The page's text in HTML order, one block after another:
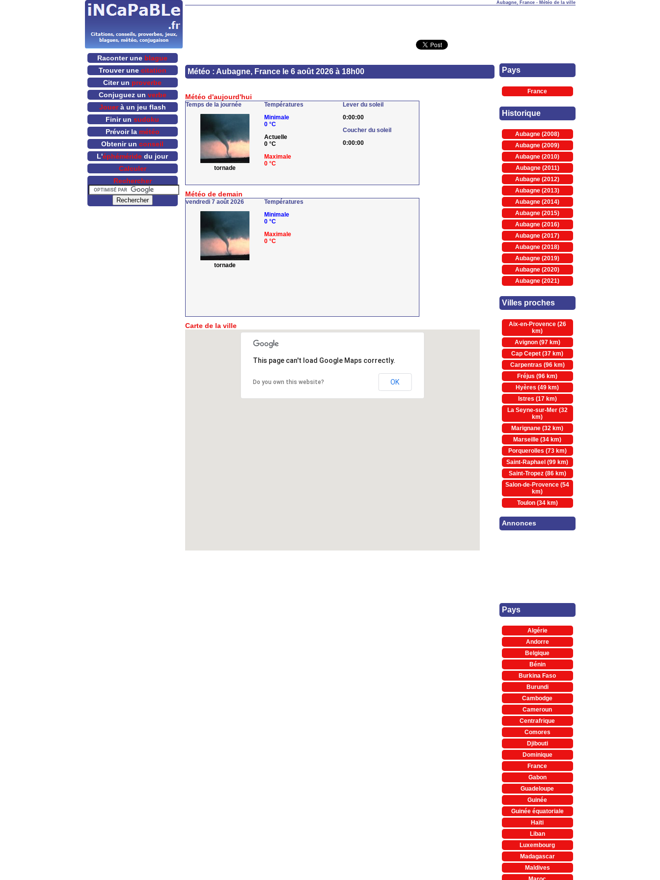
Aubagne, France - Météo de la ville
Météo : Aubagne, France le 6 août 2026 à 18h00
Météo d'aujourd'hui
Temps de la journée
tornade
Températures
Minimale
0 °C
Actuelle
0 °C
Maximale
0 °C
Lever du soleil
0:00:00
Coucher du soleil
0:00:00
Météo de demain
vendredi 7 août 2026
tornade
Températures
Minimale
0 °C
Maximale
0 °C
Carte de la ville
This page can't load Google Maps correctly.
Do you own this website? OK
Pays
France
Historique
Aubagne (2008)
Aubagne (2009)
Aubagne (2010)
Aubagne (2011)
Aubagne (2012)
Aubagne (2013)
Aubagne (2014)
Aubagne (2015)
Aubagne (2016)
Aubagne (2017)
Aubagne (2018)
Aubagne (2019)
Aubagne (2020)
Aubagne (2021)
Villes proches
Aix-en-Provence (26
km)
Avignon (97 km)
Cap Cepet (37 km)
Carpentras (96 km)
Fréjus (96 km)
Hyères (49 km)
Istres (17 km)
La Seyne-sur-Mer (32
km)
Marignane (32 km)
Marseille (34 km)
Porquerolles (73 km)
Saint-Raphael (99 km)
Saint-Tropez (86 km)
Salon-de-Provence (54
km)
Toulon (34 km)
Annonces
Pays
Algérie
Andorre
Belgique
Bénin
Burkina Faso
Burundi
Cambodge
Cameroun
Centrafrique
Comores
Djibouti
Dominique
France
Gabon
Guadeloupe
Guinée
Guinée équatoriale
Haïti
Liban
Luxembourg
Madagascar
Maldives
Raconter une blague
Trouver une citation
Citer un proverbe
Conjuguez un verbe
Jouerà un jeu flash
Finir un sudoku
Prévoir la météo
Obtenir un conseil
L'éphéméride du jour
Calculer
Rechercher